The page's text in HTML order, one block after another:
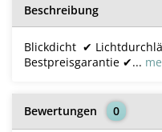
Beschreibung
Blickdicht ✔
Bestpreisgarantie ✔...
Bewertungen 0